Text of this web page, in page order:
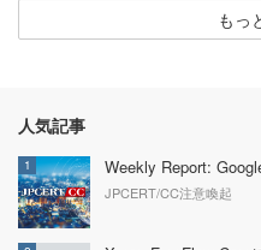
もっ
人気記事
1 Weekly Report:
JPCERT/CC注意喚起